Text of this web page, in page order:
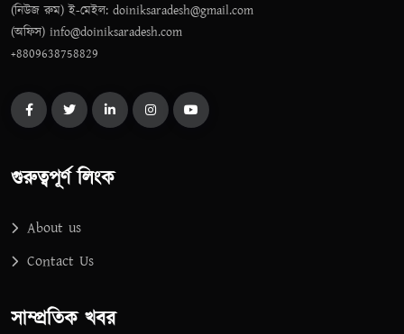
(নিউজ রুম) ই-মেইল: doiniksaradesh@gmail.com
(অফিস) info@doiniksaradesh.com
+8809638758829
গুরুত্বপূর্ণ লিংক
About us
Contact Us
সাম্প্রতিক খবর